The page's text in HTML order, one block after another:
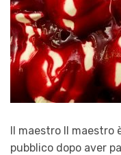
Il maestro Il maestro
pubblico dopo aver